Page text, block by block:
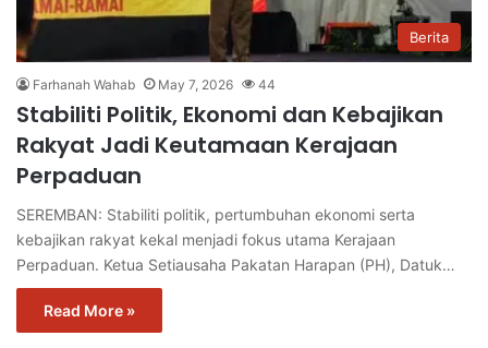
Berita
Farhanah Wahab May 7, 2026 44
Stabiliti Politik, Ekonomi dan Kebajikan
Rakyat Jadi Keutamaan Kerajaan
Perpaduan
SEREMBAN: Stabiliti politik, pertumbuhan ekonomi serta
kebajikan rakyat kekal menjadi fokus utama Kerajaan
Perpaduan. Ketua Setiausaha Pakatan Harapan (PH), Datuk…
Read More »